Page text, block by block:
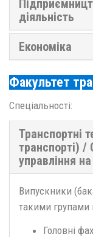
діяльність
Економіка
Факультет
Спеціальності:
Транспортні
транспорті) /
управління
Випускники
такими групами
Головні